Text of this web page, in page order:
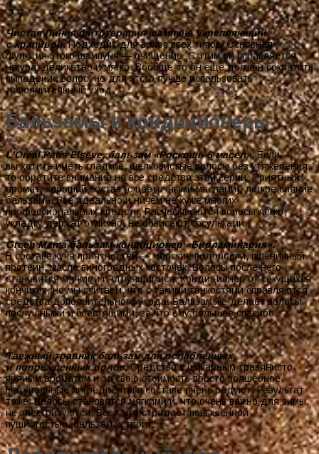
Чистая Линия фитотерапия шампунь укрепляющий
с крапивой.Подходит для волос всех типов. Основная
функция этого шампуня — очищение. С этим он справляется
на ура, деликатно и мягко. Вообще-то он еще должен сократить
выпадение волос, но для этого лучше использовать
дополнительный уход.
Бальзамы и кондиционеры
L’Oréal Paris Elseve, бальзам «Роскошь 6 масел». Если
вы хотите иметь гладкие, шелковистые волосы без утяжеления,
то обратите внимание на все средства этой серии. Приятный
аромат, хороший состав (с цветочными маслами), легкое сияние
бальзама. Все идеально и ничем не хуже многих
профессиональных средств. Расчесываются волосы легко,
укладку держат отлично, не обвисают сосульками.
Green Mama бальзам-кондиционер «Биоламинария».
В составе куча приятностей — морские водоросли, пшеничный
протеин, масло виноградных косточек. Волосы после него
становятся мягкими и струящимися. Кондиционер от секущихся
кончиков, но мы считаем, что с такими тонкостями справляются
средства дополнительного ухода. Бальзам же делает волосы
послушными и блестящими, за что ему большое спасибо.
Таежный травник бальзам для ослабленных
и поврежденных волос.Средство с шикарным травянисто-
пряным ароматом и за свою стоимость просто волшебное.
Натуральные ингредиенты в составе очень радуют. Результат
тоже. Волосы становятся мягкими и, что очень важно для зимы,
не электризуются. Всех, кто страдает повышенной
пушистостью, бальзам устроит.